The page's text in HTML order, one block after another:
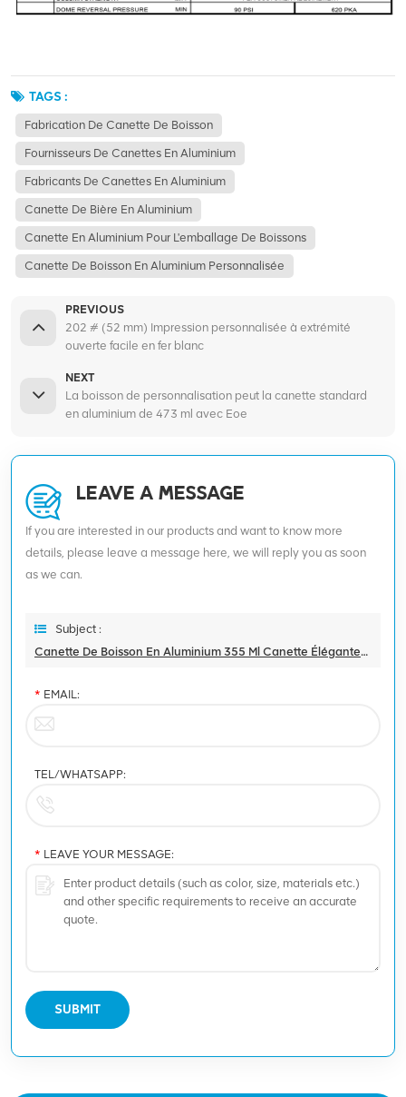
TAGS :
Fabrication De Canette De Boisson
Fournisseurs De Canettes En Aluminium
Fabricants De Canettes En Aluminium
Canette De Bière En Aluminium
Canette En Aluminium Pour L'emballage De Boissons
Canette De Boisson En Aluminium Personnalisée
PREVIOUS
202 # (52 mm) Impression personnalisée à extrémité
ouverte facile en fer blanc
NEXT
La boisson de personnalisation peut la canette standard
en aluminium de 473 ml avec Eoe
LEAVE A MESSAGE
If you are interested in our products and want to know more
details, please leave a message here, we will reply you as soon
as we can.
Subject :
Canette De Boisson En Aluminium 355 Ml Canette Élégante/lisse
* EMAIL:
TEL/WHATSAPP:
* LEAVE YOUR MESSAGE:
SUBMIT